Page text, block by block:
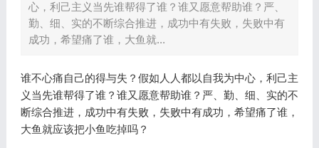
心，利己主义当先谁帮得了谁？谁又愿意帮助谁？严、
勤、细、实的不断综合推进，成功中有失败，失败中有
成功，希望痛了谁，大鱼就...
谁不心痛自己的得与失？假如人人都以自我为中心，利己主
义当先谁帮得了谁？谁又愿意帮助谁？严、勤、细、实的不
断综合推进，成功中有失败，失败中有成功，希望痛了谁，
大鱼就应该把小鱼吃掉吗？